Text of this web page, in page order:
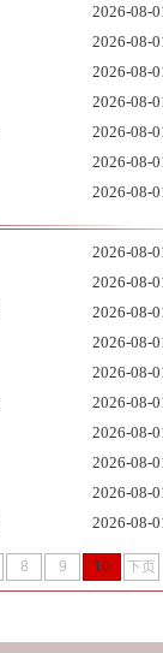
2026-08-
2026-08-
2026-08-
2026-08-
2026-08-
2026-08-
2026-08-
2026-08-
2026-08-
2026-08-
2026-08-
2026-08-
2026-08-
2026-08-
2026-08-
2026-08-
2026-08-
8 9 10 下页